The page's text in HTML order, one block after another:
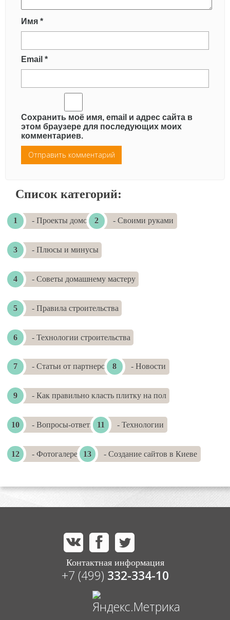
Имя *
Email *
Сохранить моё имя, email и адрес сайта в
этом браузере для последующих моих
комментариев.
Список категорий:
- Проекты домов - Своими руками
- Плюсы и минусы
- Советы домашнему мастеру
- Правила строительства
- Технологии строительства
- Статьи от партнеров - Новости
- Как правильно класть плитку на пол
- Вопросы-ответы - Технологии
- Фотогалереи - Создание сайтов в Киеве
Контактная информация
+7 (499) 332-334-10